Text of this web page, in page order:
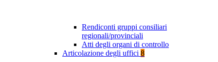
Rendiconti gruppi consiliari
regionali/provinciali
Atti degli organi di controllo
Articolazione degli uffici 8